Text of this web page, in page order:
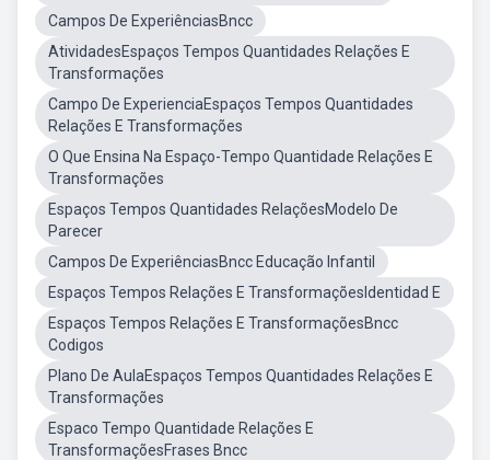
Campos De ExperiênciasBncc
AtividadesEspaços Tempos Quantidades Relações E
Transformações
Campo De ExperienciaEspaços Tempos Quantidades
Relações E Transformações
O Que Ensina Na Espaço-Tempo Quantidade Relações E
Transformações
Espaços Tempos Quantidades RelaçõesModelo De
Parecer
Campos De ExperiênciasBncc Educação Infantil
Espaços Tempos Relações E TransformaçõesIdentidad E
Espaços Tempos Relações E TransformaçõesBncc
Codigos
Plano De AulaEspaços Tempos Quantidades Relações E
Transformações
Espaco Tempo Quantidade Relações E
TransformaçõesFrases Bncc